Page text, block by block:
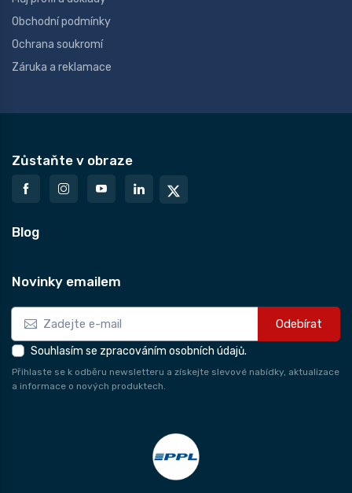
Obchodní podmínky
Ochrana soukromí
Záruka a reklamace
Zůstaňte v obraze
Blog
Novinky emailem
Odebírat
Souhlasím se zpracováním osobních údajů.
Přihlaste se k odběru newsletteru a získejte slevové nabídky, aktualizace
a informace o nových produktech.